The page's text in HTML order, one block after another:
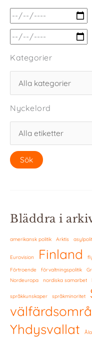
Kategorier
Nyckelord
Bläddra i
amerikansk politik Arktis
Eurovision Finland
Förtroende
förvaltningspolitik
Nordeuropa
nordiska samarbet
språkkunskaper språkminoritet
Yhdysvallat